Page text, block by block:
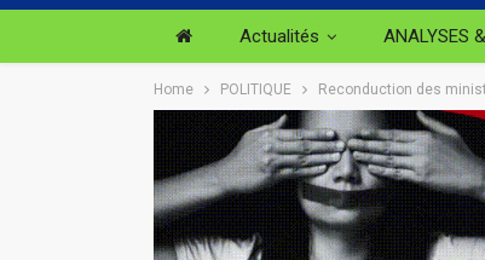
Actualités ANALYSES
Home POLITIQUE Reconduction des